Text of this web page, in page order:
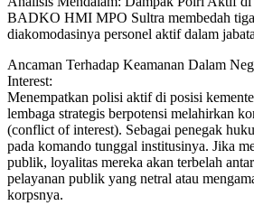
BADKO HMI MPO Sultra membedah
diakomodasinya personel aktif dalam
Ancaman Terhadap Keamanan Dalam
Interest:
Menempatkan polisi aktif di posisi
lembaga strategis berpotensi melahirkan
(conflict of interest). Sebagai penegak
pada komando tunggal institusinya. Jika
publik, loyalitas mereka akan terbelah
pelayanan publik yang netral atau
korpsnya.